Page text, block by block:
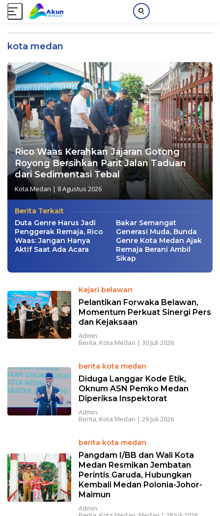
kota medan
Rico Waas Kerahkan Jajaran Gotong
Royong Bersihkan Parit Jalan Taduan
dari Sedimentasi Tebal
Kota Medan | 8 Agustus 2026
Berita Terkait
Duta Genre Harus Jadi
Penggerak Remaja, Rico
Waas: Jangan Hanya
Aktif Saat Ada Acara
Bakar Semangat
Generasi Muda, Bunda
Genre Kota Medan Ajak
Remaja Berani Ambil
Sikap
Kejari belawan
Pelantikan Forwaka Belawan,
Momentum Perkuat Sinergi Pers
dan Kejaksaan
Admin
Berita, Kota Medan | 30 Juli 2026
berita kota medan
Diduga Langgar Kode Etik,
Oknum ASN Pemko Medan
Diperiksa Inspektorat
Admin
Berita, Kota Medan | 29 Juli 2026
berita kota medan
Pangdam I/BB dan Wali Kota
Medan Resmikan Jembatan
Perintis Garuda, Hubungkan
Kembali Medan Polonia-Johor-
Maimun
Admin